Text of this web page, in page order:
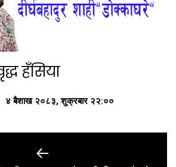
हँसिया
४ बैशाख २०८३, शुक्रबार २२:००